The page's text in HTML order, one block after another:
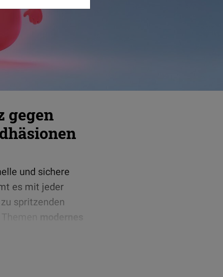
gegen
und sichere
es mit jeder
spritzenden
modernes